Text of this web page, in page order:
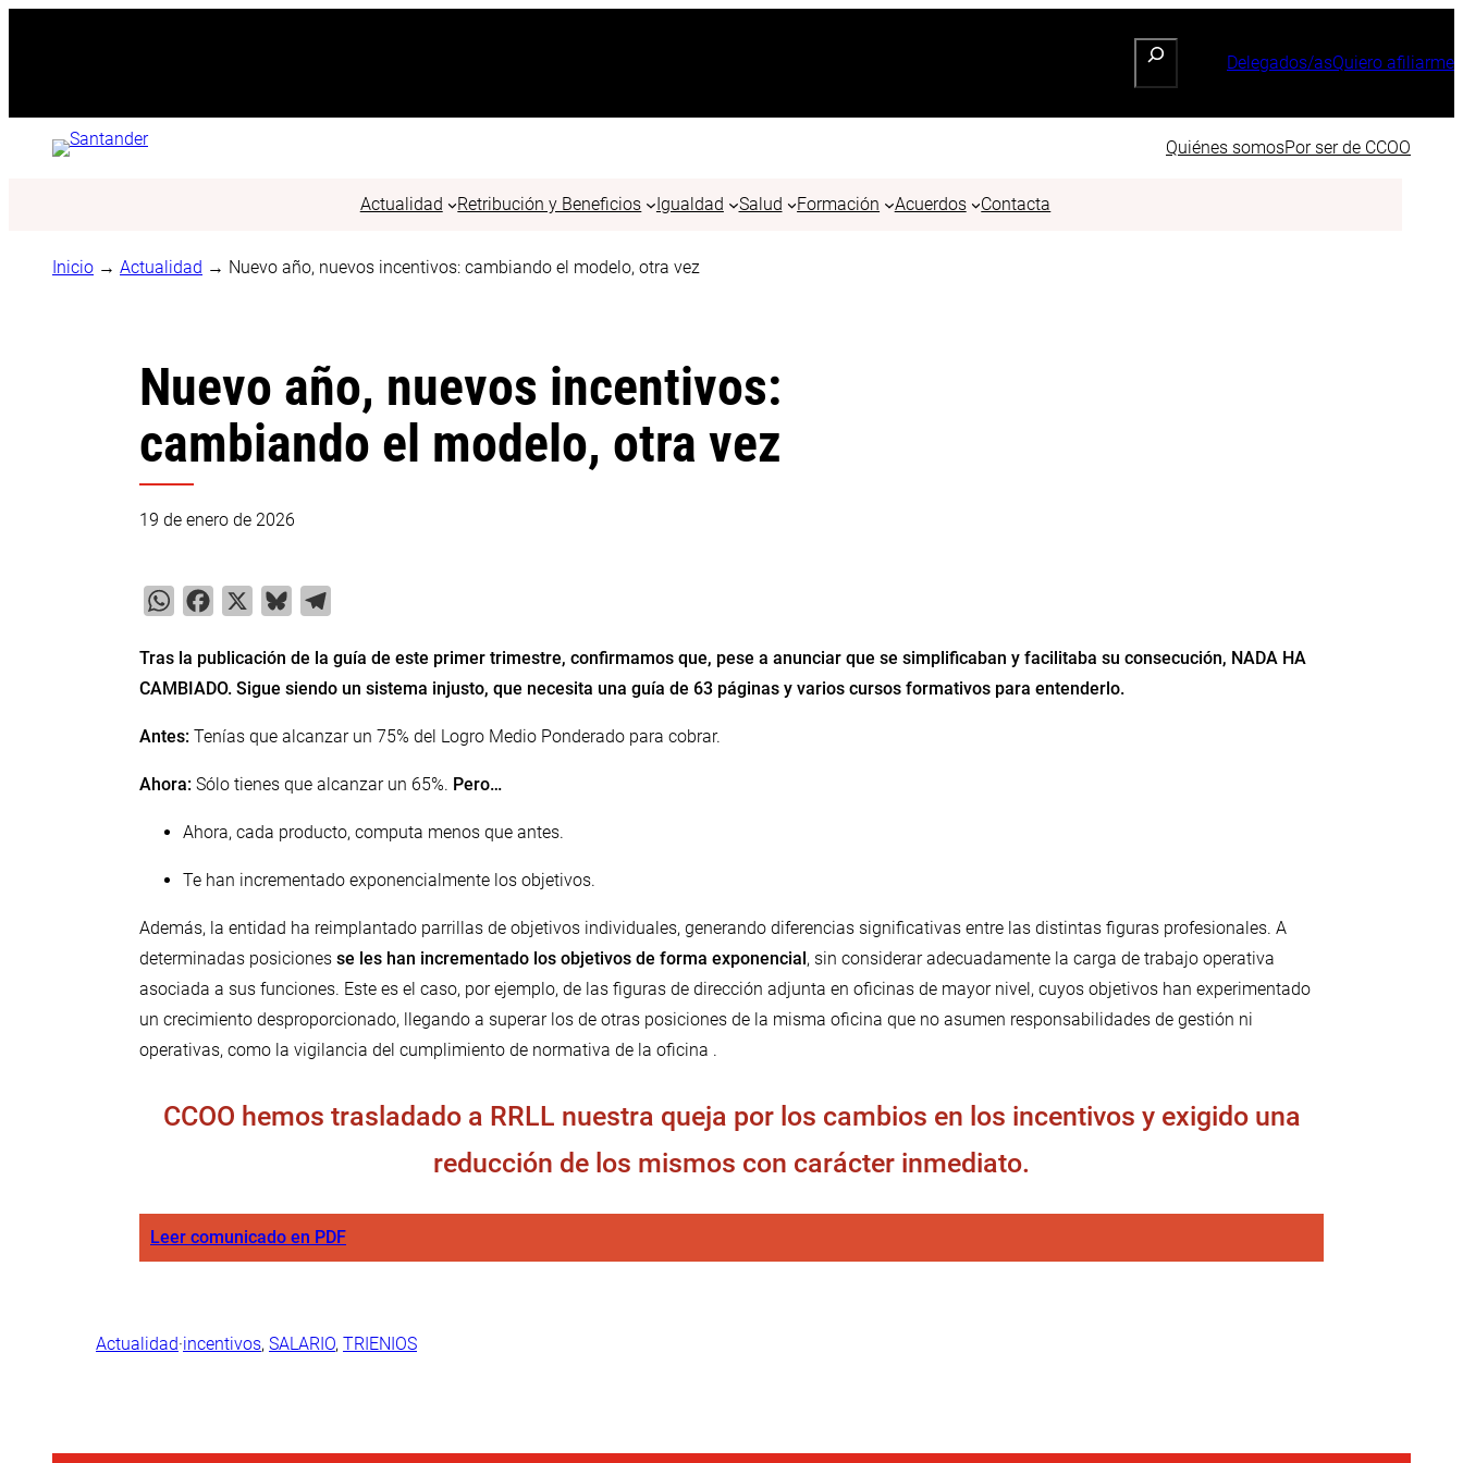
Buscar
Delegados/asQuiero afiliarme
Quiénes somosPor ser de CCOO
Actualidad Retribución y Beneficios Igualdad Salud Formación Acuerdos Contacta
Inicio → Actualidad → Nuevo año, nuevos incentivos: cambiando el modelo, otra vez
Nuevo año, nuevos incentivos:
cambiando el modelo, otra vez
19 de enero de 2026
WhatsAppFacebook Bluesky
Tras la publicación de la guía de este primer trimestre, confirmamos que, pese a anunciar que se simplificaban y facilitaba su consecución, NADA HA
CAMBIADO. Sigue siendo un sistema injusto, que necesita una guía de 63 páginas y varios cursos formativos para entenderlo.
Antes: Tenías que alcanzar un 75% del Logro Medio Ponderado para cobrar.
Ahora: Sólo tienes que alcanzar un 65%. Pero…
Ahora, cada producto, computa menos que antes.
Te han incrementado exponencialmente los objetivos.
Además, la entidad ha reimplantado parrillas de objetivos individuales, generando diferencias significativas entre las distintas figuras profesionales. A
determinadas posiciones se les han incrementado los objetivos de forma exponencial, sin considerar adecuadamente la carga de trabajo operativa
asociada a sus funciones. Este es el caso, por ejemplo, de las figuras de dirección adjunta en oficinas de mayor nivel, cuyos objetivos han experimentado
un crecimiento desproporcionado, llegando a superar los de otras posiciones de la misma oficina que no asumen responsabilidades de gestión ni
operativas, como la vigilancia del cumplimiento de normativa de la oficina .
CCOO hemos trasladado a RRLL nuestra queja por los cambios en los incentivos y exigido una
reducción de los mismos con carácter inmediato.
Leer comunicado en PDF
Actualidad·incentivos, SALARIO, TRIENIOS